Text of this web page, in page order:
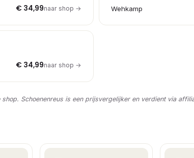
€ 34,99naar shop → Wehkamp
€ 34,99naar shop →
Schoenenreus is een prijsvergelijker en verdient via